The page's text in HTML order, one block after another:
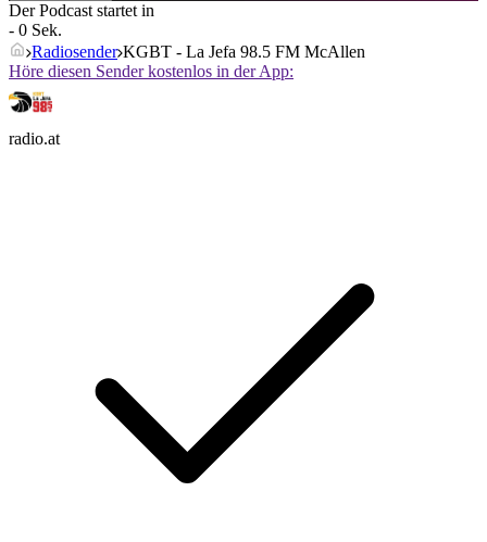
Der Podcast startet in
- 0 Sek.
Radiosender KGBT - La Jefa 98.5 FM McAllen
Höre diesen Sender kostenlos in der App:
radio.at